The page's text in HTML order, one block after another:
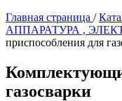
Главная страница /
АППАРАТУРА ,
приспособления для
газосварки